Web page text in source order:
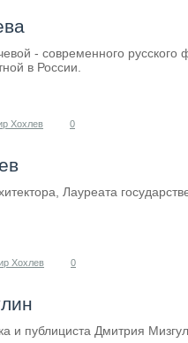
- современного
в России.
Хохлев 0
Лауреата
Хохлев 0
и публициста Дмитрия